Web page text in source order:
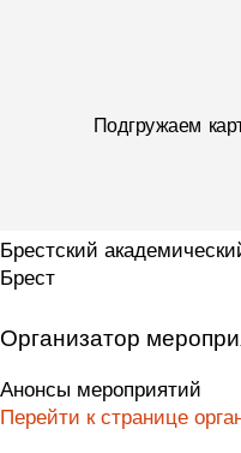
Подгружаем
Брестский
Брест
Организатор
Анонсы мероприятий
Перейти к странице